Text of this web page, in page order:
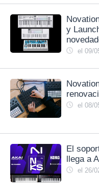
y
el 09/
el 08/
El
llega a
el 26/